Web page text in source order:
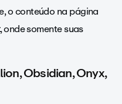
o conteúdo na página
, onde somente suas
Obsidian, Onyx,